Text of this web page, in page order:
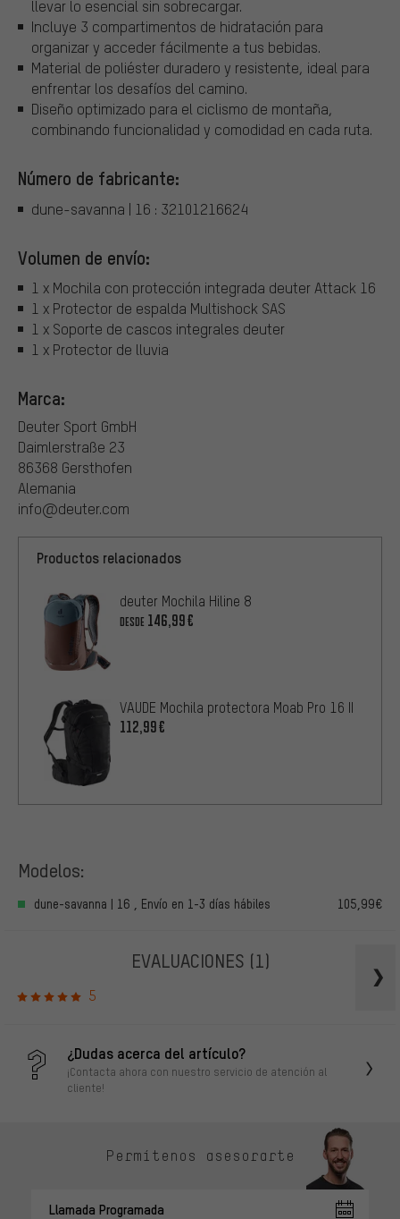
llevar lo esencial sin sobrecargar.
Incluye 3 compartimentos de hidratación para
organizar y acceder fácilmente a tus bebidas.
Material de poliéster duradero y resistente, ideal para
enfrentar los desafíos del camino.
Diseño optimizado para el ciclismo de montaña,
combinando funcionalidad y comodidad en cada ruta.
Número de fabricante:
dune-savanna | 16 : 32101216624
Volumen de envío:
1 x Mochila con protección integrada deuter Attack 16
1 x Protector de espalda Multishock SAS
1 x Soporte de cascos integrales deuter
1 x Protector de lluvia
Marca:
Deuter Sport GmbH
Daimlerstraße 23
86368 Gersthofen
Alemania
info@deuter.com
Productos relacionados
deuter Mochila Hiline 8
DESDE 146,99€
VAUDE Mochila protectora Moab Pro 16 II
112,99€
Modelos:
dune-savanna | 16 , Envío en 1-3 días hábiles 105,99€
EVALUACIONES (1)
5
¿Dudas acerca del artículo?
¡Contacta ahora con nuestro servicio de atención al
cliente!
Permítenos asesorarte
Llamada Programada